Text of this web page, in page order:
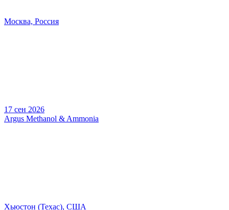
Москва, Россия
17 сен 2026
Argus Methanol & Ammonia
Хьюстон (Техас), США